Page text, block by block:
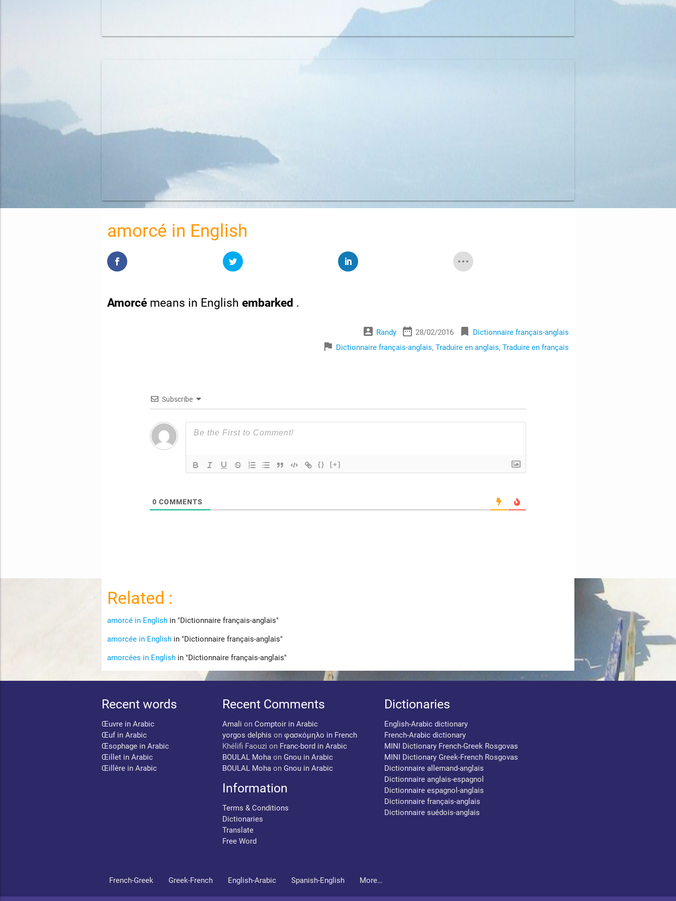
amorcé in English
Amorcé means in English embarked .
account_box Randy date_range 28/02/2016 bookmark Dictionnaire français-anglais
flag Dictionnaire français-anglais, Traduire en anglais, Traduire en français
Subscribe
{} [+]
0 COMMENTS
Related :
amorcé in English in "Dictionnaire français-anglais"
amorcée in English in "Dictionnaire français-anglais"
amorcées in English in "Dictionnaire français-anglais"
Recent words
Œuvre in Arabic
Œuf in Arabic
Œsophage in Arabic
Œillet in Arabic
Œillère in Arabic
Recent Comments
Amali onComptoir in Arabic
yorgos delphis onφασκόμηλο in French
Khélifi Faouzi on Franc-bord in Arabic
BOULAL Moha on Gnou in Arabic
BOULAL Moha on Gnou in Arabic
Information
Terms & Conditions
Dictionaries
Translate
Free Word
Dictionaries
English-Arabic dictionary
French-Arabic dictionary
MINI Dictionary French-Greek Rosgovas
MINI Dictionary Greek-French Rosgovas
Dictionnaire allemand-anglais
Dictionnaire anglais-espagnol
Dictionnaire espagnol-anglais
Dictionnaire français-anglais
Dictionnaire suédois-anglais
French-Greek Greek-French English-Arabic Spanish-English More…